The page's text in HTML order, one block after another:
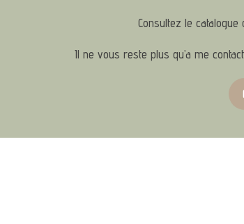
Consultez le
Il ne vous reste plus qu’a me